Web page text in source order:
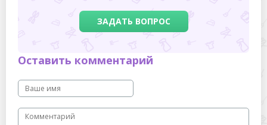
ЗАДАТЬ ВОПРОС
Оставить комментарий